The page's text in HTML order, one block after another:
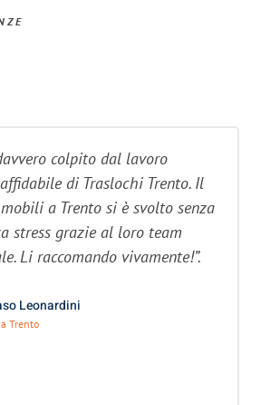
colpito dal lavoro
di Traslochi Trento. Il
a Trento si è svolto senza
stress grazie al loro team
Li raccomando vivamente!”.
Leonardini
Trento